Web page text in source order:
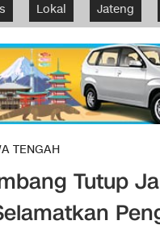
Lokal Jateng
TENGAH
Tutup